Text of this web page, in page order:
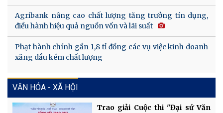
Agribank nâng cao chất lượng tăng trưởng tín dụng,
điều hành hiệu quả nguồn vốn và lãi suất
Phạt hành chính gần 1,8 tỉ đồng các vụ việc kinh doanh
xăng dầu kém chất lượng
VĂN HÓA - XÃ HỘI
Trao giải Cuộc thi "Đại sứ Văn